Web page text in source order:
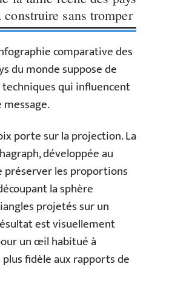
sans tromper
comparative des
du monde suppose de
qui influencent
porte sur la projection. La
développée au
préserver les proportions
la sphère
projetés sur un
est visuellement
un œil habitué à
fidèle aux rapports de